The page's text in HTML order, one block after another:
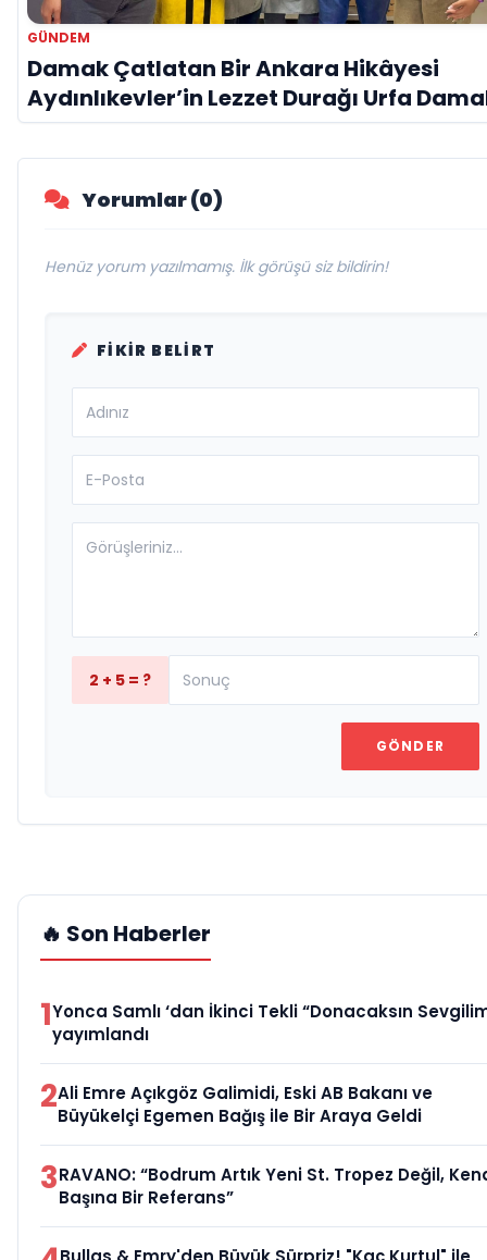
GÜNDEM
Damak Çatlatan Bir Ankara Hikâyesi
Aydınlıkevler’in Lezzet Durağı Urfa
Yorumlar (0)
Henüz yorum yazılmamış. İlk görüşü siz bildirin!
FIKIR BELIRT
2 + 5 = ?
GÖNDER
🔥 Son Haberler
1Yonca Samlı ‘dan İkinci Tekli “Donacaksın
yayımlandı
2Ali Emre Açıkgöz Galimidi, Eski AB Bakanı ve
Büyükelçi Egemen Bağış ile Bir Araya Geldi
3RAVANO: “Bodrum Artık Yeni St. Tropez Değil,
Başına Bir Referans”